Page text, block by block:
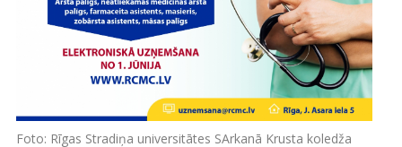
Foto: Rīgas Stradiņa universitātes SArkanā Krusta koledža